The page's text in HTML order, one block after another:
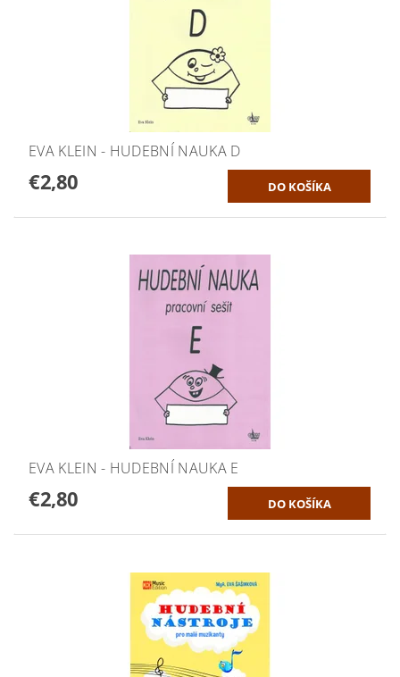
EVA KLEIN - HUDEBNÍ NAUKA D
€2,80
EVA KLEIN - HUDEBNÍ NAUKA E
€2,80